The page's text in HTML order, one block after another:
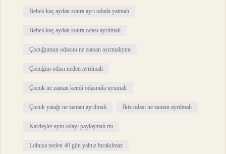
Bebek kaç aydan sonra ayrı odada yatmalı
Bebek kaç aydan sonra odası ayrılmalı
Çocuğumun odasını ne zaman ayırmalıyım
Çocuğun odası neden ayrılmalı
Çocuk ne zaman kendi odasında uyumalı
Çocuk yatağı ne zaman ayrılmalı İkiz odası ne zaman ayrılmalı
Kardeşler aynı odayı paylaşmalı mı
Lohusa neden 40 gün yalnız bırakılmaz